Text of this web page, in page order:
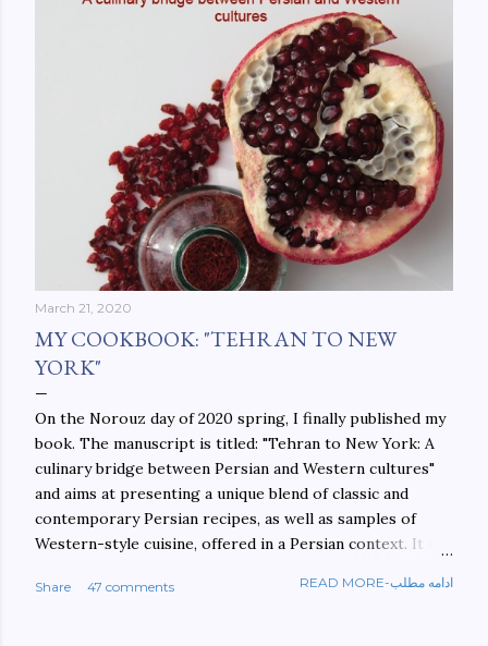
March 21, 2020
MY COOKBOOK: "TEHRAN TO NEW
YORK"
On the Norouz day of 2020 spring, I finally published my
book. The manuscript is titled: "Tehran to New York: A
culinary bridge between Persian and Western cultures"
and aims at presenting a unique blend of classic and
contemporary Persian recipes, as well as samples of
Western-style cuisine, offered in a Persian context. It is
walls. This book aims at constructing a bridge between
Share 47 comments READ MORE-ادامه مطلب